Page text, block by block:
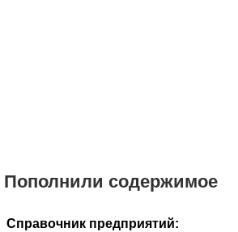
Пополнили содержимое
Справочник предприятий: